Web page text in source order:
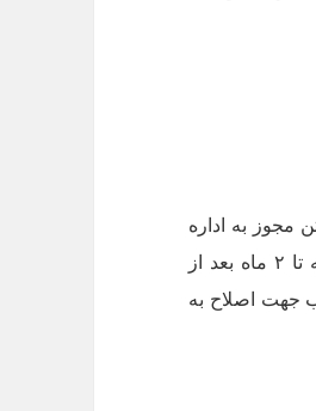
مجوز به اداره
کتاب وزارت ارشاد تحویل داده می شود. بسته به موضوع کتاب، پس از یک هفته تا ۲ ماه بعد از
جهت اصلاح به